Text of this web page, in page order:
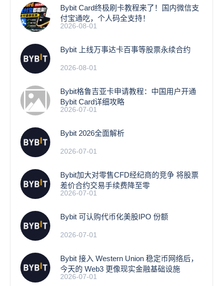
Bybit Card终极刷卡教程来了！国内微信支
付宝通吃，个人码全支持！
2026-08-01
Bybit 上线万事达卡百事等股票永续合约
2026-08-01
Bybit格鲁吉亚卡申请教程：中国用户开通
Bybit Card详细攻略
2026-07-01
Bybit 2026全面解析
2026-07-01
Bybit加大对零售CFD经纪商的竞争 将股票
差价合约交易手续费降至零
2026-07-01
Bybit 可认购代币化美股IPO 份额
2026-07-01
Bybit 接入 Western Union 稳定币网络后，
今天的 Web3 更像现实金融基础设施
2026-07-01